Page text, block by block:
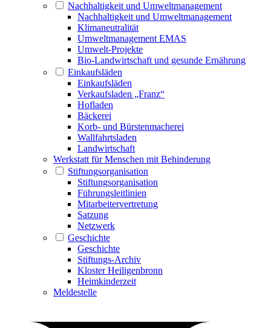
Nachhaltigkeit und Umweltmanagement
Nachhaltigkeit und Umweltmanagement
Klimaneutralität
Umweltmanagement EMAS
Umwelt-Projekte
Bio-Landwirtschaft und gesunde Ernährung
Einkaufsläden
Einkaufsläden
Verkaufsladen „Franz“
Hofladen
Bäckerei
Korb- und Bürstenmacherei
Wallfahrtsladen
Landwirtschaft
Werkstatt für Menschen mit Behinderung
Stiftungsorganisation
Stiftungsorganisation
Führungsleitlinien
Mitarbeitervertretung
Satzung
Netzwerk
Geschichte
Geschichte
Stiftungs-Archiv
Kloster Heiligenbronn
Heimkinderzeit
Meldestelle